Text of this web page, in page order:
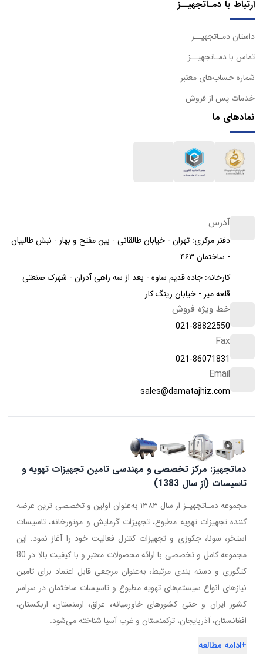
ارتباط با دمـاتجهیــز
داستان دمـاتجهیــز
تماس با دمـاتجهیــز
شماره حساب‌های معتبر
خدمات پس از فروش
نمادهای ما
آدرس
دفتر مرکزی: تهران - خیابان طالقانی - بین مفتح و بهار - نبش طالبیان
- ساختمان ۴۶۳
کارخانه: جاده قدیم ساوه - بعد از سه راهی آدران - شهرک صنعتی
قلعه میر - خیابان رینگ کار
خط ویژه فروش
021-88822550
Fax
021-86071831
Email
sales@damatajhiz.com
دماتجهیز: مرکز تخصصی و مهندسی تامین تجهیزات تهویه و
تاسیسات (از سال 1383)
مجموعه دمـاتجهیـز از سال ۱۳۸۳ به‌عنوان اولین و تخصصی ترین عرضه
کننده تجهیزات تهویه مطبوع، تجهیزات گرمایش و موتورخانه، تاسیسات
استخر، سونا، جکوزی و تجهیزات کنترل فعالیت خود را آغاز نمود. این
مجموعه کامل و تخصصی با ارائه محصولات معتبر و با کیفیت بالا در 80
کتگوری و دسته بندی مرتبط، به‌عنوان مرجعی قابل اعتماد برای تامین
نیازهای انواع سیستم‌های تهویه مطبوع و تاسیسات ساختمان در سراسر
کشور ایران و حتی کشورهای خاورمیانه، عراق، ارمنستان، ازبکستان،
افغانستان، آذربایجان، ترکمنستان و غرب آسیا شناخته می‌شود.
+ادامه مطالعه